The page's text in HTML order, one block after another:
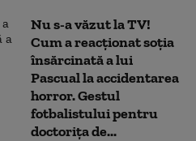
Nu s-a văzut la TV!
Cum a reacţionat soţia
însărcinată a lui
Pascual la accidentarea
horror. Gestul
fotbalistului pentru
doctoriţa de...